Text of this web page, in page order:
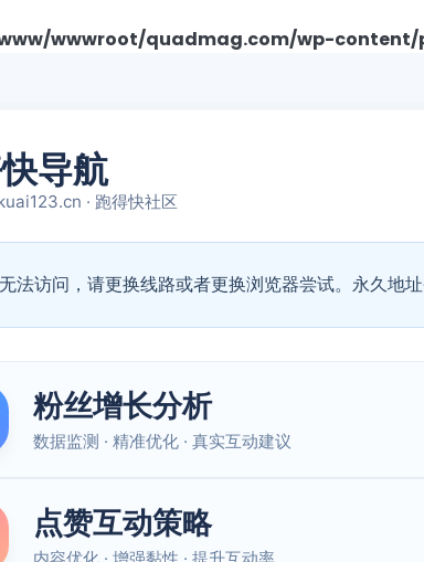
wwwroot/quadmag.com/wp-